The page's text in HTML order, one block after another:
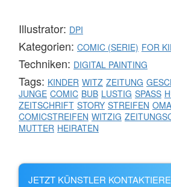
Illustrator: DPI
Kategorien: COMIC (SERIE) FOR
Techniken: DIGITAL PAINTING
Tags: KINDER WITZ ZEITUNG
JUNGE COMIC BUB LUSTIG SPASS
ZEITSCHRIFT STORY STREIFEN OMA
COMICSTREIFEN WITZIG
MUTTER HEIRATEN
JETZT KÜNSTLER